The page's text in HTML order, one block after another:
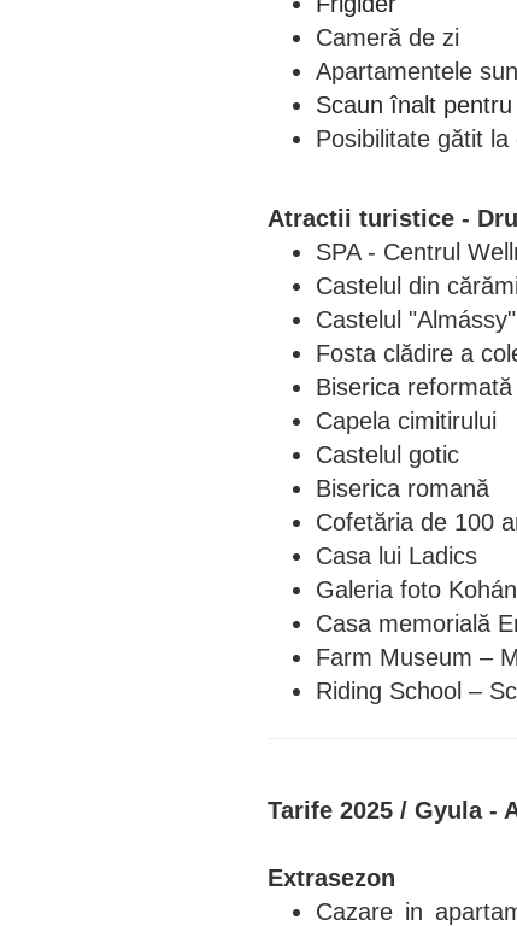
Cameră de zi
Apartamentele
Scaun înalt pentru
Posibilitate gătit
Atractii turistice -
SPA - Centrul
Castelul din
Castelul "Almássy"
Fosta clădire a
Biserica reformată
Capela cimitirului
Castelul gotic
Biserica romană
Cofetăria de 100
Casa lui Ladics
Galeria foto Kohán
Casa memorială
Farm Museum –
Riding School –
Tarife 2025 / Gyula -
Extrasezon
Cazare in